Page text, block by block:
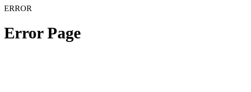
ERROR
Error Page